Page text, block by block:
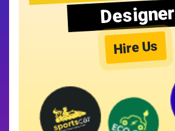
Designer
Hire Us